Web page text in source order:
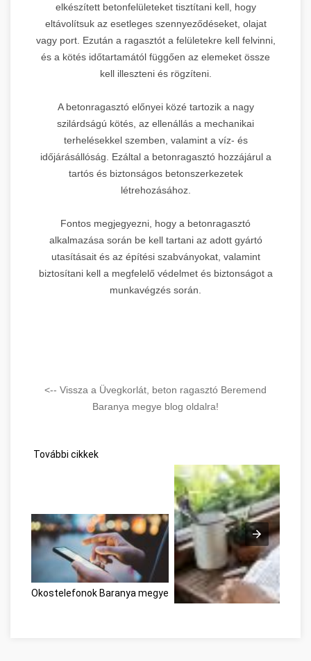
elkészített betonfelületeket tisztítani kell, hogy
eltávolítsuk az esetleges szennyeződéseket, olajat
vagy port. Ezután a ragasztót a felületekre kell felvinni,
és a kötés időtartamától függően az elemeket össze
kell illeszteni és rögzíteni.
A betonragasztó előnyei közé tartozik a nagy
szilárdságú kötés, az ellenállás a mechanikai
terhelésekkel szemben, valamint a víz- és
időjárásállóság. Ezáltal a betonragasztó hozzájárul a
tartós és biztonságos betonszerkezetek
létrehozásához.
Fontos megjegyezni, hogy a betonragasztó
alkalmazása során be kell tartani az adott gyártó
utasításait és az építési szabványokat, valamint
biztosítani kell a megfelelő védelmet és biztonságot a
munkavégzés során.
<-- Vissza a Üvegkorlát, beton ragasztó Beremend
Baranya megye blog oldalra!
További cikkek
Okostelefonok Baranya megye